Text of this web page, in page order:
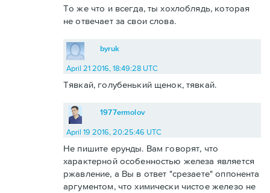
То же что и всегда, ты хохлоблядь, которая
не отвечает за свои слова.
byruk
April 21 2016, 18:49:28 UTC
Тявкай, голубенький щенок, тявкай.
1977ermolov
April 19 2016, 20:25:46 UTC
Не пишите ерунды. Вам говорят, что
характерной особенностью железа является
ржавление, а Вы в ответ "срезаете" оппонента
аргументом, что химически чистое железо не